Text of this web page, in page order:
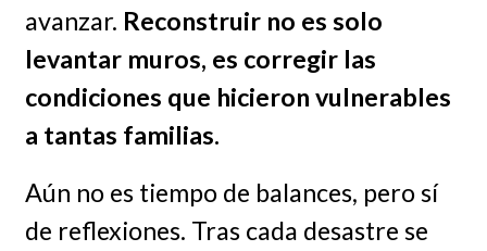
avanzar. Reconstruir no es solo
levantar muros, es corregir las
condiciones que hicieron vulnerables
a tantas familias.
Aún no es tiempo de balances, pero sí
de reflexiones. Tras cada desastre se